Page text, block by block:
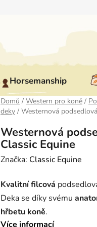
Horsemanship
Domů / Western pro koně /
deky / Westernová
Westernová
Classic Equine
Značka: Classic Equine
Kvalitní filcová
Deka se díky svému
hřbetu koně.
Více informací